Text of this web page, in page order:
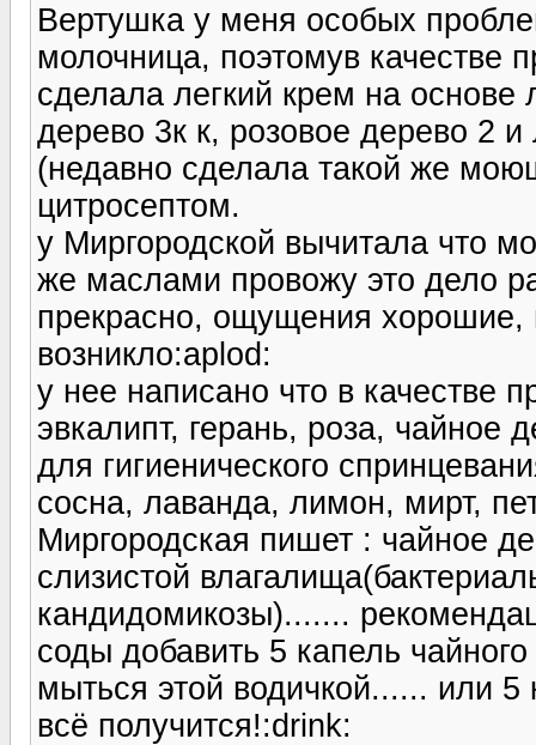
Вертушка у меня особых
молочница, поэтомув качестве
сделала легкий крем на основе
дерево 3к к, розовое дерево 2
(недавно сделала такой же
цитросептом.
у Миргородской вычитала что
же маслами провожу это дело
прекрасно, ощущения хорошие,
возникло:aplod:
у нее написано что в качестве
эвкалипт, герань, роза, чайное
для гигиенического
сосна, лаванда, лимон, мирт,
Миргородская пишет : чайное
слизистой
кандидомикозы).......
соды добавить 5 капель
мыться этой водичкой...... или
всё получится!:drink: